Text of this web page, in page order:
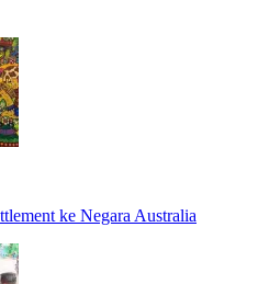
ke Negara Australia